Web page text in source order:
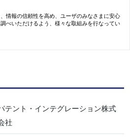
情報の信頼性を高め、ユーザのみなさまに安心
べいただけるよう、様々な取組みを行なってい
テント・インテグレーション株式
社